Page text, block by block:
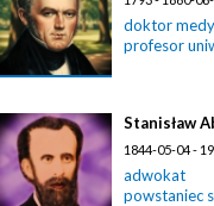
doktor
profesor
Stanisław
1844-05-04 -
adwokat
powstaniec